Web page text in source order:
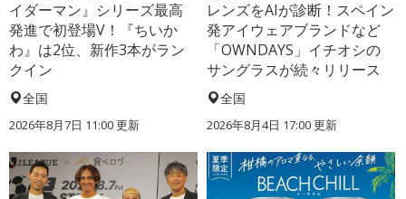
イダーマン』シリーズ最高
発進で初登場V！『ちいか
わ』は2位、新作3本がラン
クイン
全国
2026年8月7日 11:00更新
レンズをAIが診断！スペイン
発アイウェアブランドなど
「OWNDAYS」イチオシの
サングラスが続々リリース
全国
2026年8月4日 17:00更新